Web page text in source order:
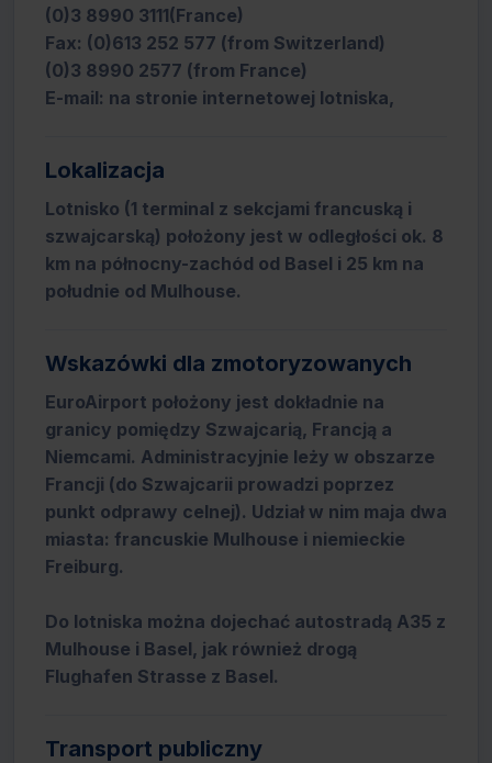
(0)3 8990 3111(France)
Fax: (0)613 252 577 (from Switzerland)
(0)3 8990 2577 (from France)
E-mail: na stronie internetowej lotniska,
Lokalizacja
Lotnisko (1 terminal z sekcjami francuską i
szwajcarską) położony jest w odległości ok. 8
km na północny-zachód od Basel i 25 km na
południe od Mulhouse.
Wskazówki dla zmotoryzowanych
EuroAirport położony jest dokładnie na
granicy pomiędzy Szwajcarią, Francją a
Niemcami. Administracyjnie leży w obszarze
Francji (do Szwajcarii prowadzi poprzez
punkt odprawy celnej). Udział w nim maja dwa
miasta: francuskie Mulhouse i niemieckie
Freiburg.
Do lotniska można dojechać autostradą A35 z
Mulhouse i Basel, jak również drogą
Flughafen Strasse z Basel.
Transport publiczny